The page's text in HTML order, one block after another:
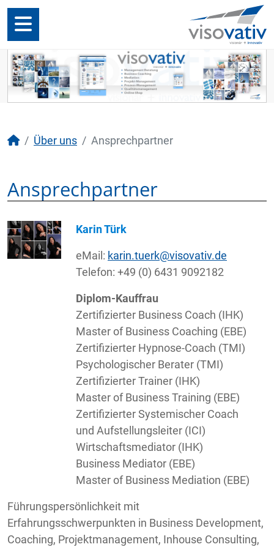
Über uns Ansprechpartner
Ansprechpartner
Karin Türk
eMail: karin.tuerk@visovativ.de
Telefon: +49 (0) 6431 9092182
Diplom-Kauffrau
Zertifizierter Business Coach (IHK)
Master of Business Coaching (EBE)
Zertifizierter Hypnose-Coach (TMI)
Psychologischer Berater (TMI)
Zertifizierter Trainer (IHK)
Master of Business Training (EBE)
Zertifizierter Systemischer Coach
und Aufstellungsleiter (ICI)
Wirtschaftsmediator (IHK)
Business Mediator (EBE)
Master of Business Mediation (EBE)
Führungspersönlichkeit mit
Erfahrungsschwerpunkten in Business Development,
Coaching, Projektmanagement, Inhouse Consulting,